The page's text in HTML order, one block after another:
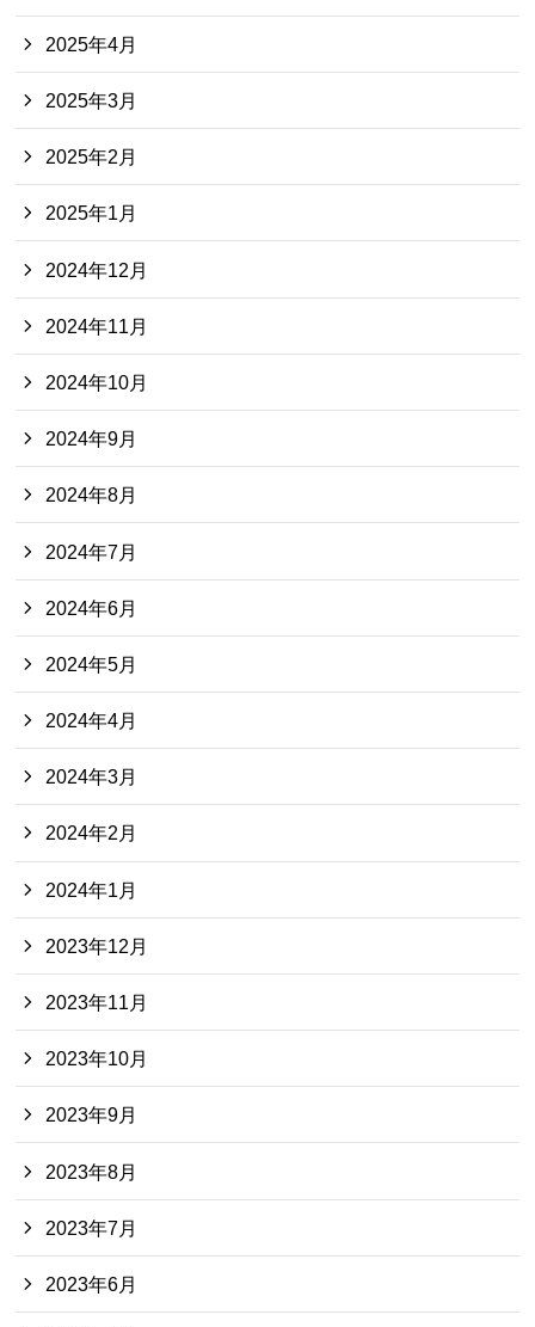
2025年4月
2025年3月
2025年2月
2025年1月
2024年12月
2024年11月
2024年10月
2024年9月
2024年8月
2024年7月
2024年6月
2024年5月
2024年4月
2024年3月
2024年2月
2024年1月
2023年12月
2023年11月
2023年10月
2023年9月
2023年8月
2023年7月
2023年6月